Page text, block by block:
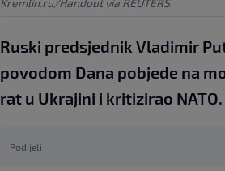
Ruski predsjednik Vladimir
povodom Dana pobjede na
rat u Ukrajini i kritizirao NATO.
Podijeli